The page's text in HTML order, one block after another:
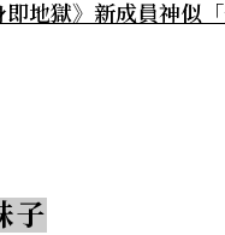
地獄》新成員神似
子